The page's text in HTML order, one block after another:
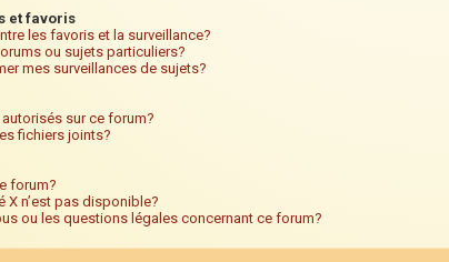
et favoris
les favoris et la surveillance?
ou sujets particuliers?
mes surveillances de sujets?
sur ce forum?
fichiers joints?
forum?
n’est pas disponible?
ou les questions légales concernant ce forum?